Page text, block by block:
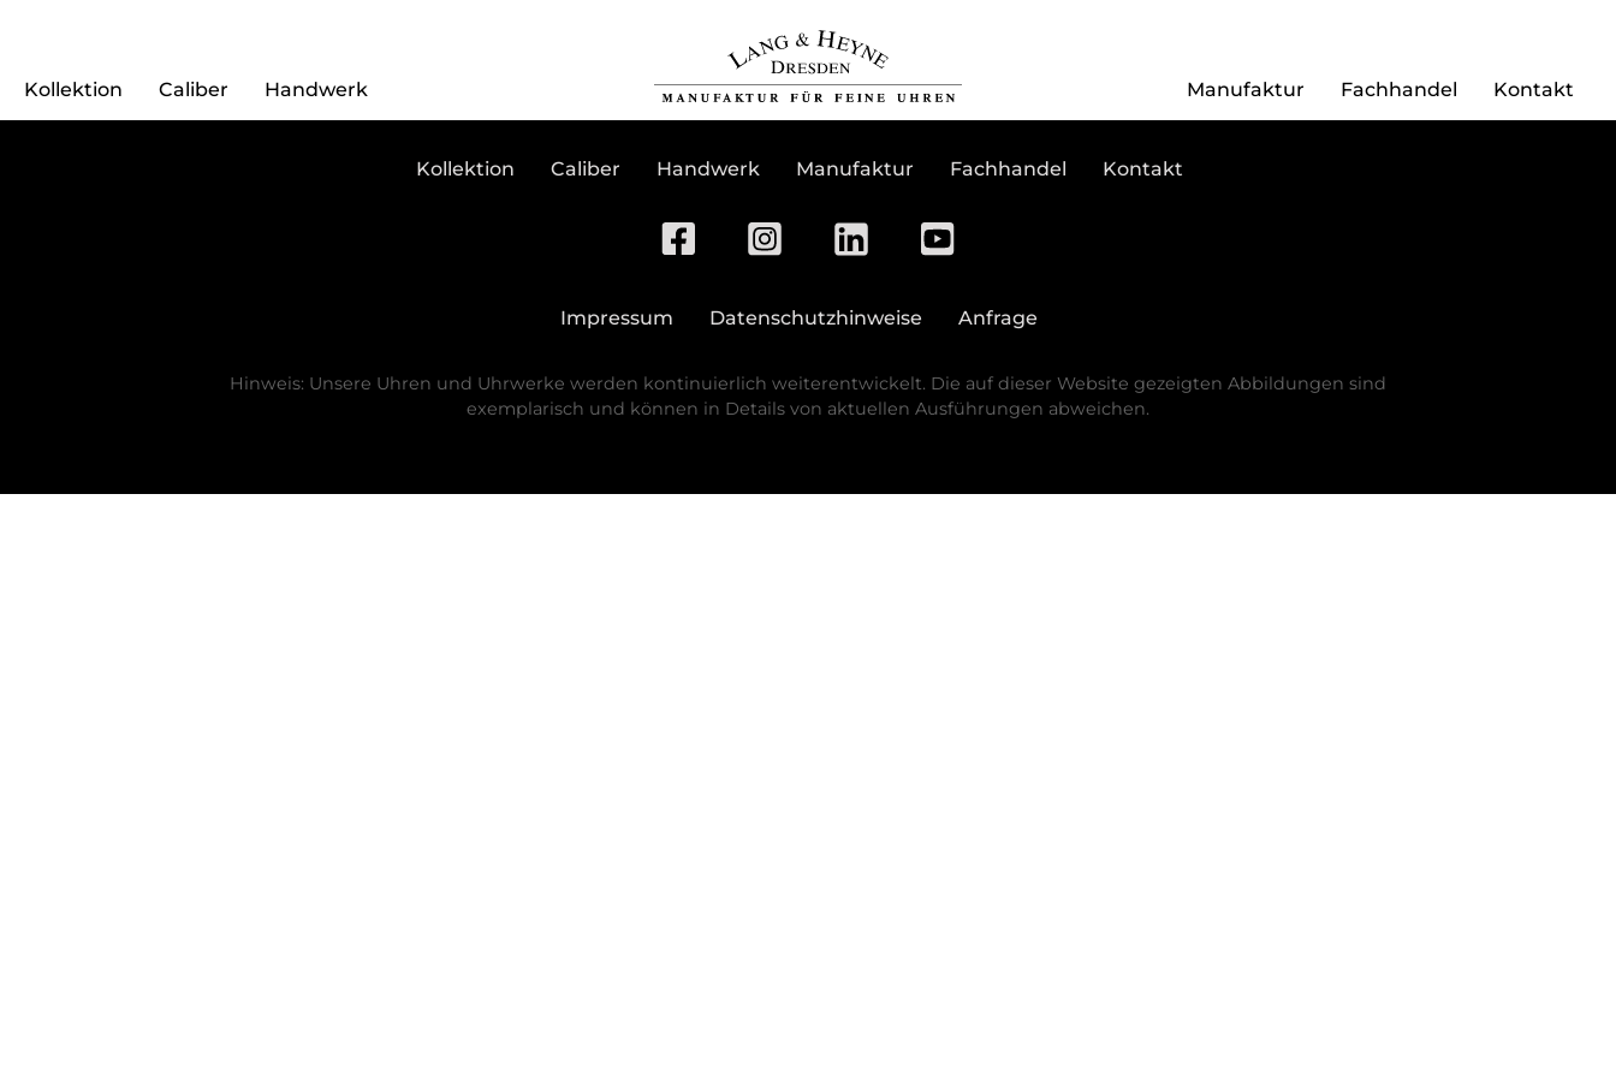
Kollektion Caliber Handwerk Manufaktur Fachhandel Kontakt
Newsletter abonnieren
Kollektion Caliber Handwerk Manufaktur Fachhandel Kontakt
Impressum Datenschutzhinweise Anfrage
Hinweis: Unsere Uhren und Uhrwerke werden kontinuierlich weiterentwickelt. Die auf dieser Website gezeigten Abbildungen sind
exemplarisch und können in Details von aktuellen Ausführungen abweichen.